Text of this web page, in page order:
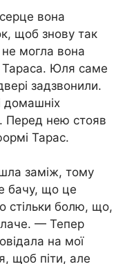
вона
щоб знову так
могла вона
Тараса. Юля саме
задзвонили.
домашніх
Перед нею стояв
Тарас.
заміж, тому
бачу, що це
стільки болю, що,
— Тепер
на мої
щоб піти, але